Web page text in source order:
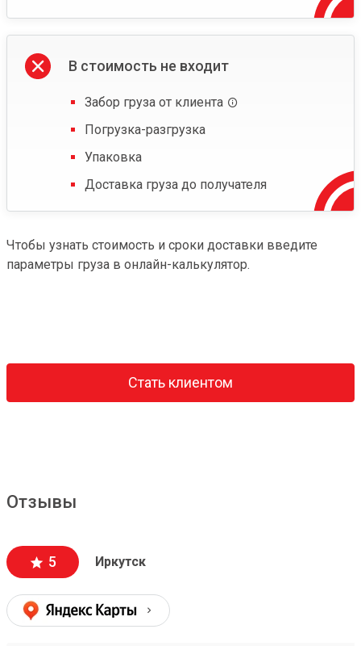
В стоимость не входит
Забор груза от клиента
Погрузка-разгрузка
Упаковка
Доставка груза до получателя
Чтобы узнать стоимость и сроки доставки введите
параметры груза в онлайн-калькулятор.
Стать клиентом
Отзывы
5 Иркутск